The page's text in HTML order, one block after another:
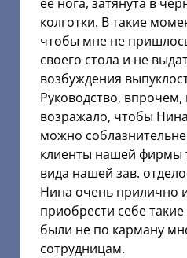
колготки. В такие
чтобы мне не
своего стола и не
возбуждения
Руководство, впрочем,
возражало, чтобы
можно
клиенты нашей фирмы
вида нашей зав.
Нина очень прилично
приобрести себе
были не по карману
сотрудницам.